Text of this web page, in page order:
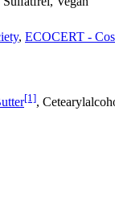
, ECOCERT -
[1],